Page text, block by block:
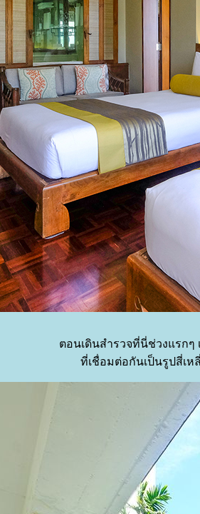
ตอนเดินสำรวจที่นี่ช่วงแรกๆ
ที่เชื่อมต่อกันเป็นรูปสี่เ